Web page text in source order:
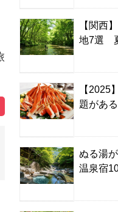
【関西
地7選
【2025
題があ
ぬる湯
温泉宿